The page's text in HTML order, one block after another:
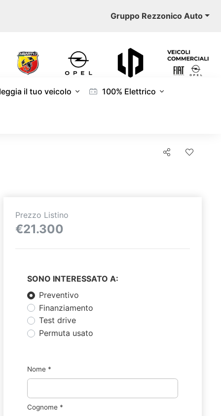
Gruppo Rezzonico Auto
il tuo veicolo 100% Elettrico
Prezzo Listino
€21.300
SONO INTERESSATO A:
Preventivo
Finanziamento
Test drive
Permuta usato
Nome *
Cognome *